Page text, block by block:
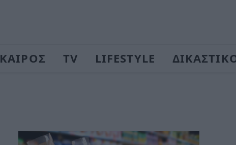
ΚΑΙΡΟΣ TV LIFESTYLE